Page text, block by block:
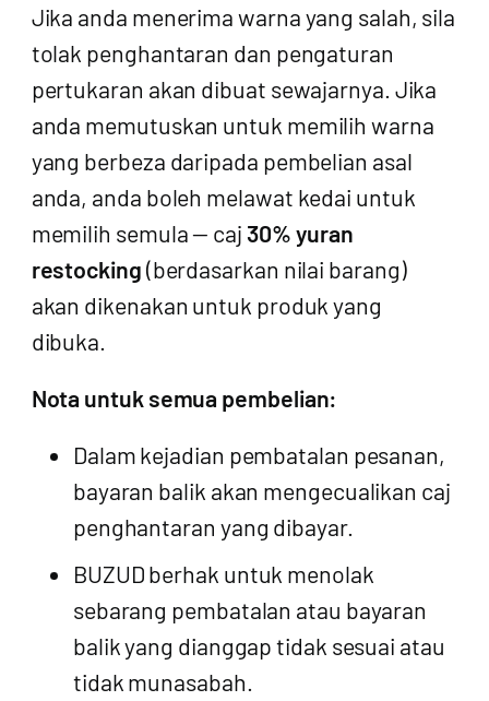
Jika anda menerima warna yang salah, sila
tolak penghantaran dan pengaturan
pertukaran akan dibuat sewajarnya. Jika
anda memutuskan untuk memilih warna
yang berbeza daripada pembelian asal
anda, anda boleh melawat kedai untuk
memilih semula — caj 30% yuran
restocking(berdasarkan nilai barang)
akan dikenakan untuk produk yang
dibuka.
Nota untuk semua pembelian:
Dalam kejadian pembatalan pesanan,
bayaran balik akan mengecualikan caj
penghantaran yang dibayar.
BUZUD berhak untuk menolak
sebarang pembatalan atau bayaran
balik yang dianggap tidak sesuai atau
tidak munasabah.